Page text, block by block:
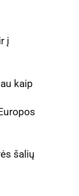
į
kaip
šalių